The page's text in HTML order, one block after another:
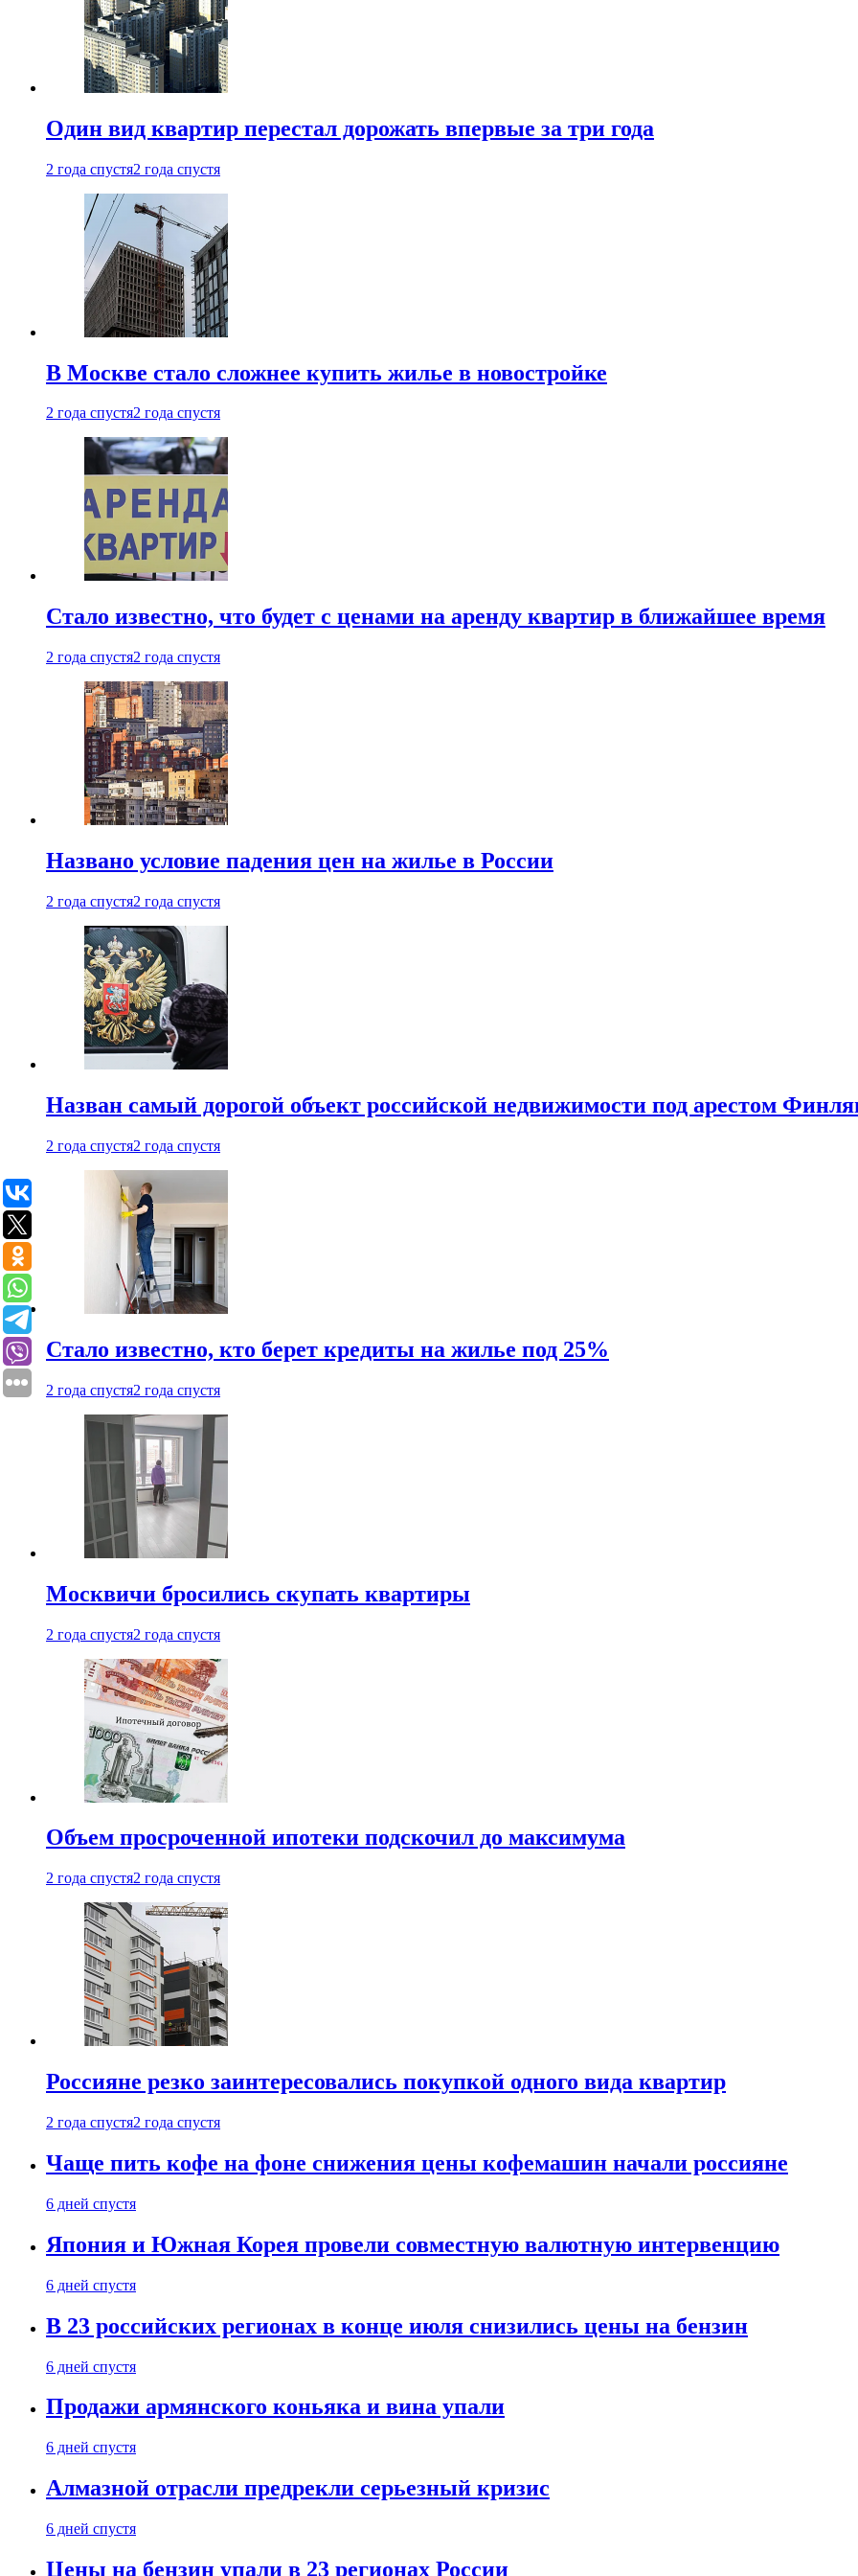
Один вид квартир перестал дорожать впервые за три года
2 года спустя2 года спустя
В Москве стало сложнее купить жилье в новостройке
2 года спустя2 года спустя
Стало известно, что будет с ценами на аренду квартир в ближайшее время
2 года спустя2 года спустя
Названо условие падения цен на жилье в России
2 года спустя2 года спустя
Назван самый дорогой объект российской недвижимости под арестом
2 года спустя2 года спустя
Стало известно, кто берет кредиты на жилье под 25%
2 года спустя2 года спустя
Москвичи бросились скупать квартиры
2 года спустя2 года спустя
Объем просроченной ипотеки подскочил до максимума
2 года спустя2 года спустя
Россияне резко заинтересовались покупкой одного вида квартир
2 года спустя2 года спустя
Чаще пить кофе на фоне снижения цены кофемашин начали россияне
6 дней спустя
Япония и Южная Корея провели совместную валютную интервенцию
6 дней спустя
В 23 российских регионах в конце июля снизились цены на бензин
6 дней спустя
Продажи армянского коньяка и вина упали
6 дней спустя
Алмазной отрасли предрекли серьезный кризис
6 дней спустя
Цены на бензин упали в 23 регионах России